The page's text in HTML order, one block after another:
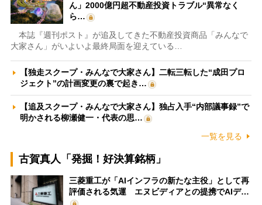
ん」2000億円超不動産投資トラブル“異常なく
ら…
本誌『週刊ポスト』が追及してきた不動産投資商品「みんなで
大家さん」がいよいよ最終局面を迎えている…
【独走スクープ・みんなで大家さん】二転三転した“成田プロ
ジェクト”の計画変更の裏で起き…
【追及スクープ・みんなで大家さん】独占入手“内部議事録”で
明かされる柳瀬健一・代表の思…
一覧を見る
古賀真人「発掘！好決算銘柄」
三菱重工が「AIインフラの新たな主役」として再
評価される気運 エヌビディアとの提携でAIデ…